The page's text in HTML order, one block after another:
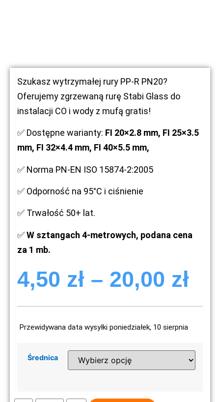
Szukasz wytrzymałej rury PP-R PN20?
Oferujemy zgrzewaną rurę Stabi Glass do
instalacji CO i wody z mufą gratis!
✅ Dostępne warianty: FI 20×2.8 mm, FI 25×3.5
mm, FI 32×4.4 mm, FI 40×5.5 mm,
✅ Norma PN-EN ISO 15874-2:2005
✅ Odporność na 95°C i ciśnienie
✅ Trwałość 50+ lat.
✅W sztangach 4-metrowych, podana cena
za 1 mb.
4,50 zł – 20,00 zł
Przewidywana data wysyłki poniedziałek, 10 sierpnia
Średnica